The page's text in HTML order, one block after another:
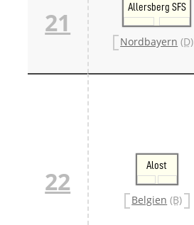
21
Allersberg SFS
Nordbayern (D)
22
Alost
Belgien (B)